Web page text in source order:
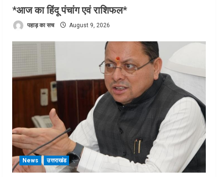
*आज का हिंदू पंचांग एवं राशिफल*
पहाड़ का सच August 9, 2026
News उत्तराखंड